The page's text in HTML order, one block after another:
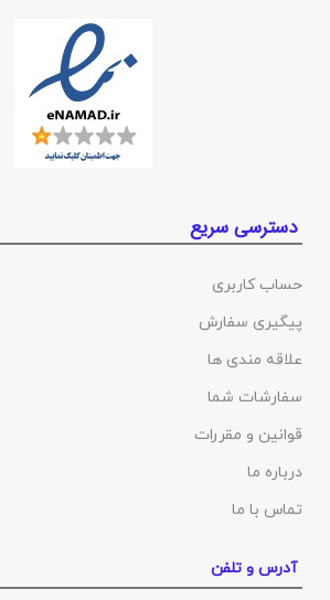
دسترسی سریع
حساب کاربری
پیگیری سفارش
علاقه مندی ها
سفارشات شما
قوانین و مقررات
درباره ما
تماس با ما
آدرس و تلفن